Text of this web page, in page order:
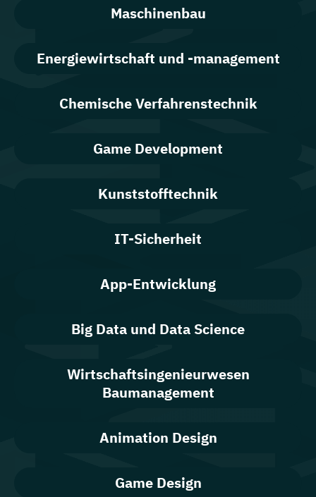
Maschinenbau
Energiewirtschaft und -management
Chemische Verfahrenstechnik
Game Development
Kunststofftechnik
IT-Sicherheit
App-Entwicklung
Big Data und Data Science
Wirtschaftsingenieurwesen
Baumanagement
Animation Design
Game Design